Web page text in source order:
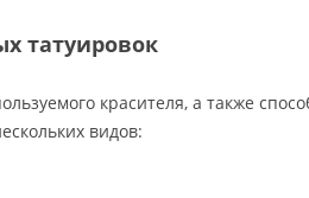
татуировок
красителя, а также
видов: